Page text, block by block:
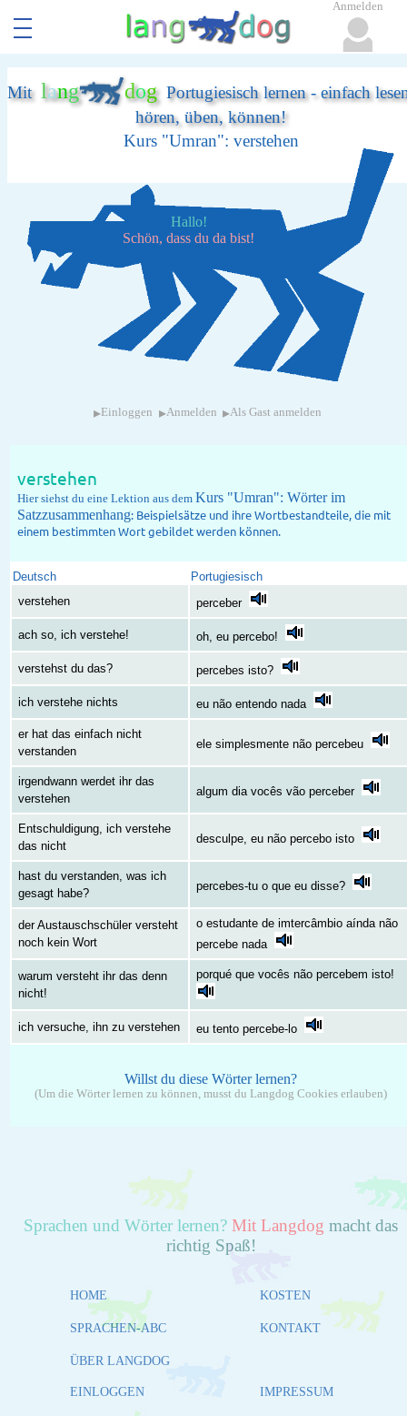
Mit lang dogPortugiesisch lernen - einfach
hören, üben, können!
Kurs "Umran": verstehen
Hallo!
Schön, dass du da bist!
▸ Einloggen ▸Anmelden ▸Als Gast anmelden
verstehen
Hier siehst du eine Lektion aus dem Kurs "Umran": Wörter im
Satzzusammenhang: Beispielsätze und ihre Wortbestandteile, die mit
einem bestimmten Wort gebildet werden können.
Deutsch
Portugiesisch
verstehen
perceber
ach so, ich verstehe! oh, eu percebo!
verstehst du das? percebes isto?
ich verstehe nichts eu não entendo nada
er hat das einfach nicht
verstanden
ele simplesmente não percebeu
irgendwann werdet ihr das
verstehen
algum dia vocês vão perceber
Entschuldigung, ich verstehe
das nicht
desculpe, eu não percebo isto
hast du verstanden, was ich
gesagt habe?
percebes-tu o que eu disse?
der Austauschschüler versteht
noch kein Wort
o estudante de imtercâmbio aínda não
percebe nada
warum versteht ihr das denn
nicht!
porqué que vocês não percebem isto!
ich versuche, ihn zu verstehen eu tento percebe-lo
Willst du diese Wörter lernen?
(Um die Wörter lernen zu können, musst du Langdog Cookies erlauben)
Sprachen und Wörter lernen? Mit Langdog macht das
richtig Spaß!
HOME
SPRACHEN-ABC
ÜBER LANGDOG
KOSTEN
KONTAKT
EINLOGGEN IMPRESSUM
Anmelden